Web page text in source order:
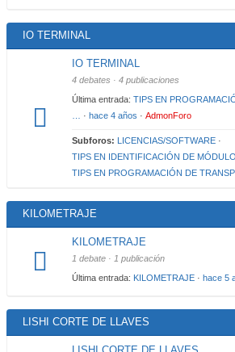
IO TERMINAL
IO TERMINAL
4 debates · 4 publicaciones
Última entrada: TIPS EN
· hace 4 años · AdmonForo
Subforos: LICENCIAS/SOFTWARE ·
TIPS EN IDENTIFICACIÓN DE
TIPS EN PROGRAMACIÓN DE
KILOMETRAJE
KILOMETRAJE
1 debate · 1 publicación
Última entrada: KILOMETRAJE · hace 5
LISHI CORTE DE LLAVES